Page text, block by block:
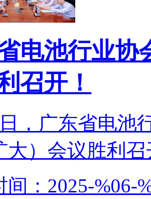
电池行业协
召开！
，广东省电池
大）会议胜利
间：2025-%06-